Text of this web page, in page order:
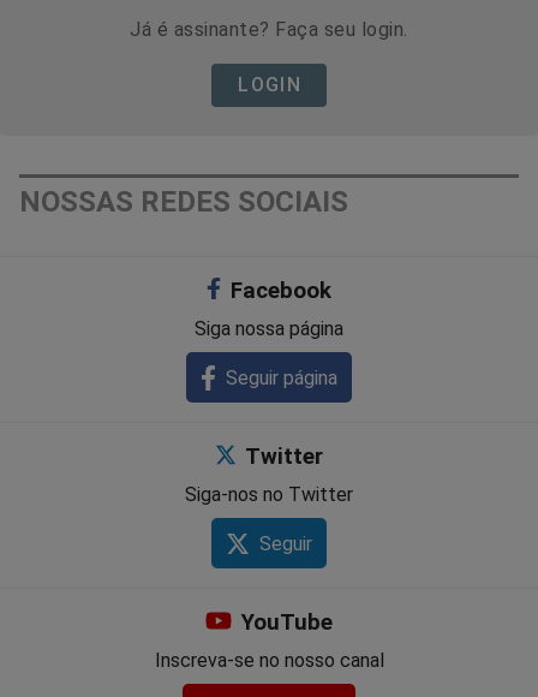
Já é assinante? Faça seu login.
LOGIN
NOSSAS REDES SOCIAIS
Facebook
Siga nossa página
Seguir página
Twitter
Siga-nos no Twitter
Seguir
YouTube
Inscreva-se no nosso canal